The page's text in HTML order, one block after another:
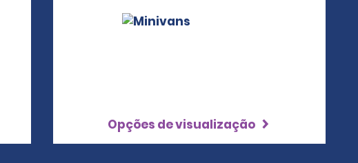
Opções de visualização